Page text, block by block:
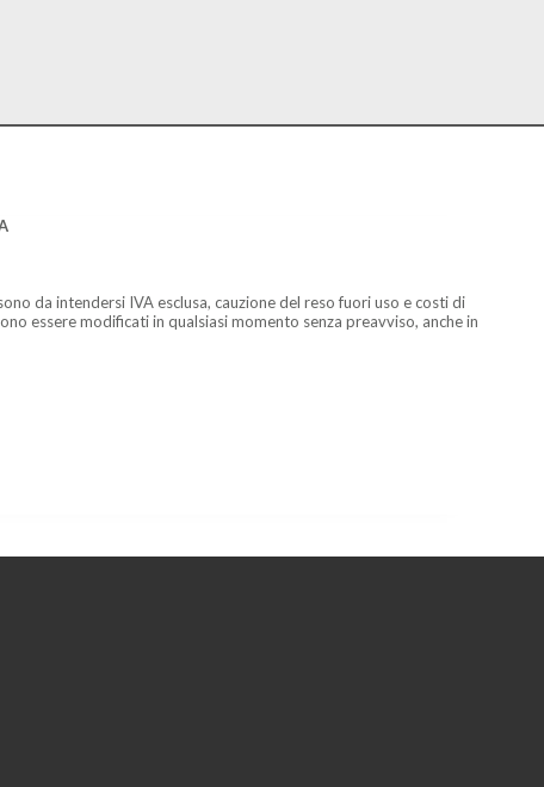
da intendersi IVA esclusa, cauzione del reso fuori uso e costi di
essere modificati in qualsiasi momento senza preavviso, anche in